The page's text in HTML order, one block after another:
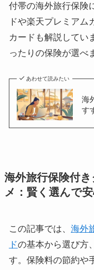
付帯の海外旅行保険
ドや楽天プレミアム
カードも解説してい
ったりの保険が選べ
あわせて読みたい
海
す
海外旅行保険付
メ：賢く選んで
この記事では、 海外
ドの基本から選び方
す。保険料の節約や